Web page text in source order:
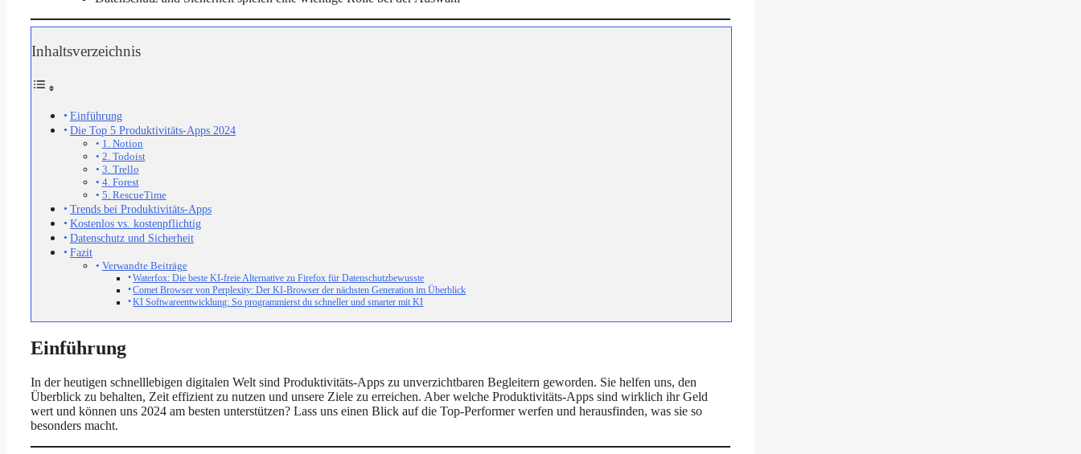
Inhaltsverzeichnis
Einführung
Die Top 5 Produktivitäts-Apps 2024
1. Notion
2. Todoist
3. Trello
4. Forest
5. RescueTime
Trends bei Produktivitäts-Apps
Kostenlos vs. kostenpflichtig
Datenschutz und Sicherheit
Fazit
Verwandte Beiträge
Waterfox: Die beste KI-freie Alternative zu Firefox für Datenschutzbewusste
Comet Browser von Perplexity: Der KI-Browser der nächsten Generation im Überblick
KI Softwareentwicklung: So programmierst du schneller und smarter mit KI
Einführung
In der heutigen schnelllebigen digitalen Welt sind Produktivitäts-Apps zu unverzichtbaren Begleitern geworden. Sie helfen uns, den
Überblick zu behalten, Zeit effizient zu nutzen und unsere Ziele zu erreichen. Aber welche Produktivitäts-Apps sind wirklich ihr Geld
wert und können uns 2024 am besten unterstützen? Lass uns einen Blick auf die Top-Performer werfen und herausfinden, was sie so
besonders macht.